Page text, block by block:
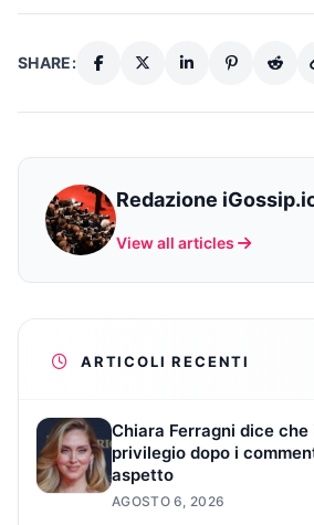
SHARE:
Redazione
View all articles
ARTICOLI RECENTI
Chiara Ferragni dice
privilegio dopo i
aspetto
AGOSTO 6, 2026